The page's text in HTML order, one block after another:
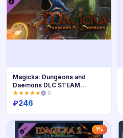
Купить
Magicka: Dungeons and
Daemons DLC STEAM
GLOBAL
★★★★★ 0
₽246
1%